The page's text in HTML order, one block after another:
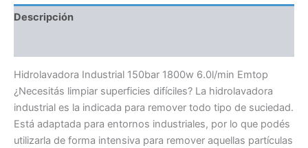
Descripción
Hidrolavadora Industrial 150bar 1800w 6.0l/min Emtop
¿Necesitás limpiar superficies difíciles? La hidrolavadora
industrial es la indicada para remover todo tipo de suciedad.
Está adaptada para entornos industriales, por lo que podés
utilizarla de forma intensiva para remover aquellas partículas